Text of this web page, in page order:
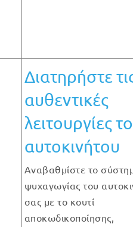
Διατηρήστε
αυθεντικές
λειτουργίες
αυτοκινήτου
Αναβαθμίστε το
ψυχαγωγίας του
σας με το κουτί
αποκωδικοποίησης,